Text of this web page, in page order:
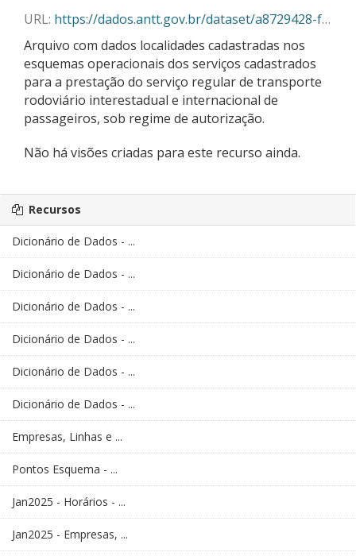
URL: https://dados.antt.gov.br/dataset/a8729428-f382-430c-abe5-6e5f85aa9a03/resource/d1fa5e52-5a35-4f7a-9ceb-3dc6cfbe5e89/download/pontos_esquema_operacional_06_2026.json
Arquivo com dados localidades cadastradas nos
esquemas operacionais dos serviços cadastrados
para a prestação do serviço regular de transporte
rodoviário interestadual e internacional de
passageiros, sob regime de autorização.
Não há visões criadas para este recurso ainda.
Recursos
Dicionário de Dados - ...
Dicionário de Dados - ...
Dicionário de Dados - ...
Dicionário de Dados - ...
Dicionário de Dados - ...
Dicionário de Dados - ...
Empresas, Linhas e ...
Pontos Esquema - ...
Jan2025 - Horários - ...
Jan2025 - Empresas, ...